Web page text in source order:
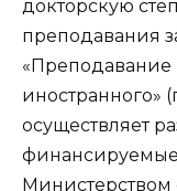
докторскую
преподавания
«Преподавание
иностранного»
осуществляет
Министерством